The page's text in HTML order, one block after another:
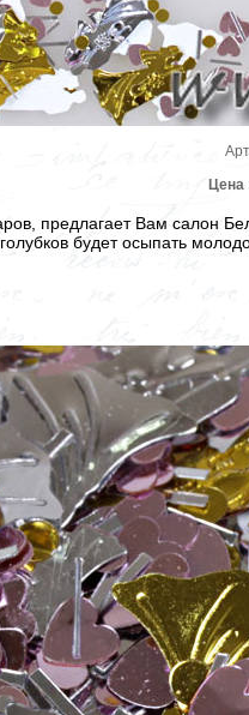
Цена
предлагает Вам салон
будет осыпать